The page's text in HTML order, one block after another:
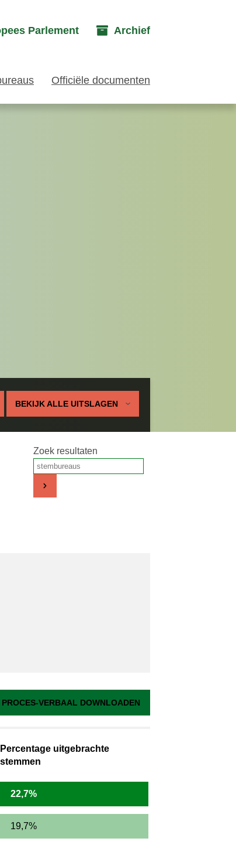
Parlement Archief
Officiële documenten
BEKIJK ALLE UITSLAGEN
Zoek resultaten
PROCES-VERBAAL DOWNLOADEN
Percentage uitgebrachte
stemmen
22,7%
19,7%